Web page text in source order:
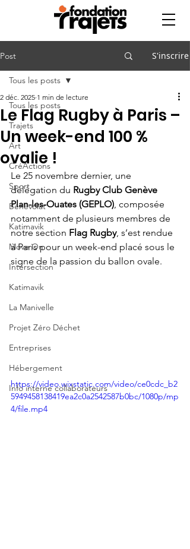
Post S'inscrire
Tous les posts
Trajets
Art
CréActions
Sport
Bénévolat
Katimavik
Move On
Intersection
Katimavik
La Manivelle
Projet Zéro Déchet
Entreprises
Hébergement
Info interne collaborateurs
Tous les posts
Le Flag Rugby à Paris –
Un week-end 100 %
ovalie !
2 déc. 2025 1 min de lecture
Le 25 novembre dernier, une
délégation du Rugby Club Genève
Plan-les-Ouates (GEPLO), composée
notamment de plusieurs membres de
notre section Flag Rugby, s’est rendue
à Paris pour un week-end placé sous le
signe de la passion du ballon ovale.
https://video.wixstatic.com/video/ce0cdc_b2
5949458138419ea2c0a2542587b0bc/1080p/mp
4/file.mp4